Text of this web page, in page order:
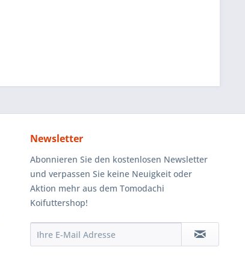
Newsletter
Abonnieren Sie den kostenlosen Newsletter
und verpassen Sie keine Neuigkeit oder
Aktion mehr aus dem Tomodachi
Koifuttershop!